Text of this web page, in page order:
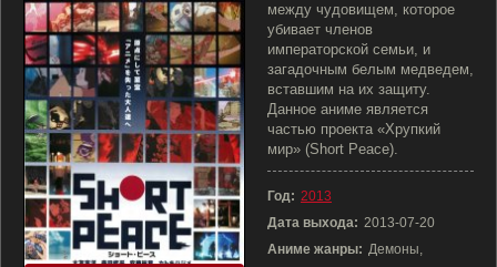
между чудовищем, которое
убивает членов
императорской семьи, и
загадочным белым медведем,
вставшим на их защиту.
Данное аниме является
частью проекта «Хрупкий
мир» (Short Peace).
Год: 2013
Дата выхода: 2013-07-20
Аниме жанры: Демоны,